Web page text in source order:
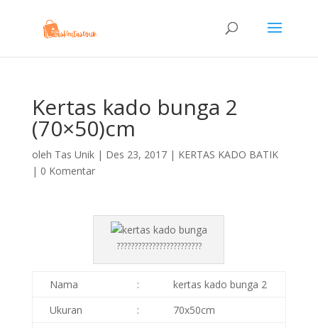
Kertas kado bunga 2
(70×50)cm
oleh Tas Unik| Des 23, 2017| KERTAS KADO BATIK
| 0 Komentar
????????????????????????
Nama :
kertas kado bunga 2
Ukuran
:
70x50cm